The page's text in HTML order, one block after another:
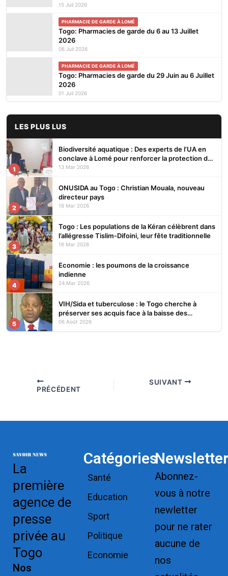
15 Juil 2026
PHARMACIE DE GARDE À LOMÉ
Togo: Pharmacies de garde du 6 au 13 Juillet
2026
06 Juil 2026
PHARMACIE DE GARDE À LOMÉ
Togo: Pharmacies de garde du 29 Juin au 6 Juillet
2026
01 Juil 2026
LES PLUS LUS
1
Biodiversité aquatique : Des experts de l’UA en
conclave à Lomé pour renforcer la protection des
écosystèmes
13 Mar 2026
2
ONUSIDA au Togo : Christian Mouala, nouveau
directeur pays
16 Mar 2026
3
Togo : Les populations de la Kéran célèbrent dans
l’allégresse Tislim-Difoini, leur fête traditionnelle
16 Mar 2026
4
Economie : les poumons de la croissance
indienne
24 Mar 2026
5
VIH/Sida et tuberculose : le Togo cherche à
préserver ses acquis face à la baisse des
financements
06 Août 2026
PRÉCÉDENT
SUIVANT
La
première
agence de
presse
privée au
Togo
Nos
Catégories
Santé
Education
Sport
Politique
Economie
Newsletter
Abonnez-
vous à notre
newletter
pour ne rater
aucune de
nos